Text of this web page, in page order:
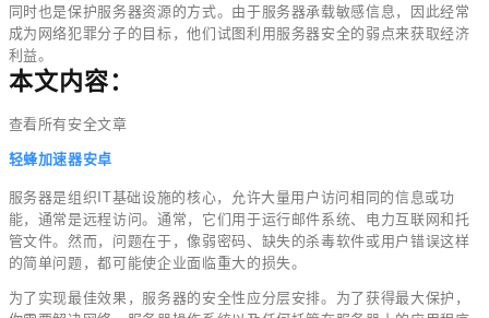
同时也是保护服务器资源的方式。由于服务器承载敏感信息，因此经常
成为网络犯罪分子的目标，他们试图利用服务器安全的弱点来获取经济
利益。
本文内容：
查看所有安全文章
轻蜂加速器安卓
服务器是组织IT基础设施的核心，允许大量用户访问相同的信息或功
能，通常是远程访问。通常，它们用于运行邮件系统、电力互联网和托
管文件。然而，问题在于，像弱密码、缺失的杀毒软件或用户错误这样
的简单问题，都可能使企业面临重大的损失。
为了实现最佳效果，服务器的安全性应分层安排。为了获得最大保护，